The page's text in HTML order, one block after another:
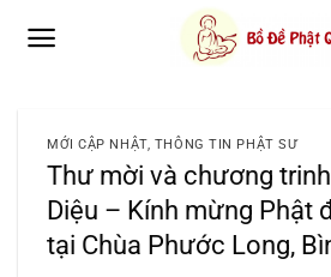
qua
MỚI CẬP NHẬT, THÔNG TIN PHẬT SƯ
Thư mời và chương
Diệu – Kính mừng Phật
tại Chùa Phước Long,